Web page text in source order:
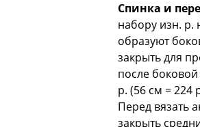
Спинка и
набору изн. р.
образуют
закрыть для
после
р. (56 см = 224
Перед вязать
закрыть